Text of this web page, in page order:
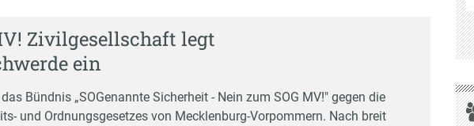
Zivilgesellschaft legt
ein
Bündnis „SOGenannte Sicherheit - Nein zum SOG MV!" gegen die
und Ordnungsgesetzes von Mecklenburg-Vorpommern. Nach breit